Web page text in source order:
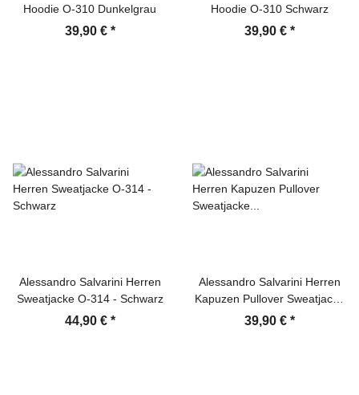
Hoodie O-310 Dunkelgrau
39,90 € *
Hoodie O-310 Schwarz
39,90 € *
Alessandro Salvarini Herren
Sweatjacke O-314 - Schwarz
44,90 € *
Alessandro Salvarini Herren
Kapuzen Pullover Sweatjacke
Hoodie Schwarz
39,90 € *